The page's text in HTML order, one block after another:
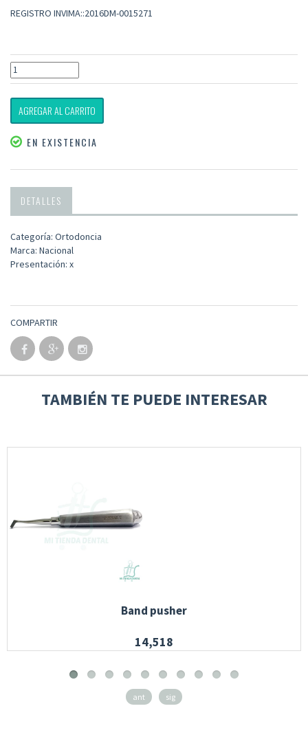
REGISTRO INVIMA::2016DM-0015271
AGREGAR AL CARRITO
EN EXISTENCIA
DETALLES
Categoría: Ortodoncia
Marca: Nacional
Presentación: x
COMPARTIR
TAMBIÉN TE PUEDE INTERESAR
Band pusher
14,518
ant sig